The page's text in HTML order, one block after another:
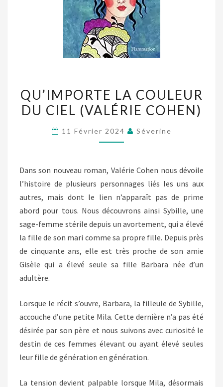
LA
COULEUR
CIEL
COHEN)
QU’IMPORTE LA COULEUR
DU CIEL (VALÉRIE COHEN)
11 Février 2024 Séverine
Dans son nouveau roman, Valérie Cohen nous dévoile
l’histoire de plusieurs personnages liés les uns aux
autres, mais dont le lien n’apparaît pas de prime
abord pour tous. Nous découvrons ainsi Sybille, une
sage-femme stérile depuis un avortement, qui a élevé
la fille de son mari comme sa propre fille. Depuis près
de cinquante ans, elle est très proche de son amie
Gisèle qui a élevé seule sa fille Barbara née d’un
adultère.
Lorsque le récit s’ouvre, Barbara, la filleule de Sybille,
accouche d’une petite Mila. Cette dernière n’a pas été
désirée par son père et nous suivons avec curiosité le
destin de ces femmes élevant ou ayant élevé seules
leur fille de génération en génération.
La tension devient palpable lorsque Mila, désormais